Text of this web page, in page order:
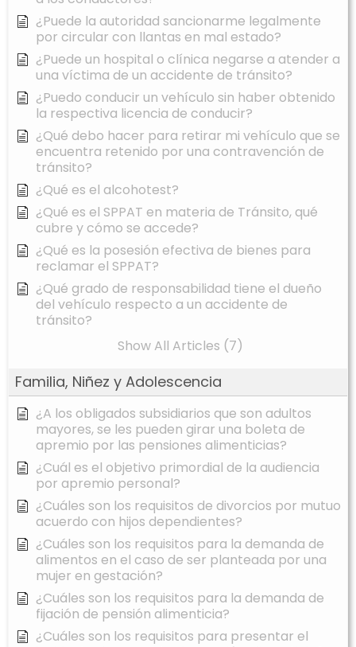
¿Puede la autoridad sancionarme legalmente
por circular con llantas en mal estado?
¿Puede un hospital o clínica negarse a atender a
una víctima de un accidente de tránsito?
¿Puedo conducir un vehículo sin haber obtenido
la respectiva licencia de conducir?
¿Qué debo hacer para retirar mi vehículo que se
encuentra retenido por una contravención de
tránsito?
¿Qué es el alcohotest?
¿Qué es el SPPAT en materia de Tránsito, qué
cubre y cómo se accede?
¿Qué es la posesión efectiva de bienes para
reclamar el SPPAT?
¿Qué grado de responsabilidad tiene el dueño
del vehículo respecto a un accidente de
tránsito?
Show All Articles (7)
Familia, Niñez y Adolescencia
¿A los obligados subsidiarios que son adultos
mayores, se les pueden girar una boleta de
apremio por las pensiones alimenticias?
¿Cuál es el objetivo primordial de la audiencia
por apremio personal?
¿Cuáles son los requisitos de divorcios por mutuo
acuerdo con hijos dependientes?
¿Cuáles son los requisitos para la demanda de
alimentos en el caso de ser planteada por una
mujer en gestación?
¿Cuáles son los requisitos para la demanda de
fijación de pensión alimenticia?
¿Cuáles son los requisitos para presentar el